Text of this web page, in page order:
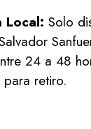
Local:Solo
24 a 48
retiro.